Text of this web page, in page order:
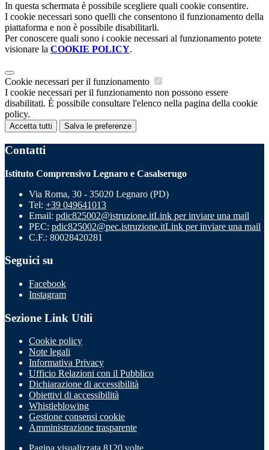
In questa schermata è possibile scegliere quali cookie consentire.
I cookie necessari sono quelli che consentono il funzionamento della
piattaforma e non è possibile disabilitarli.
Per conoscere quali sono i cookie necessari al funzionamento potete
visionare la COOKIE POLICY.
Cookie necessari per il funzionamento
I cookie necessari per il funzionamento non possono essere
disabilitati. È possibile consultare l'elenco nella pagina della cookie
policy.
Accetta tutti Salva le preferenze
Contatti
Istituto Comprensivo Legnaro e Casalserugo
Via Roma, 30 - 35020 Legnaro (PD)
Tel: +39 049641013
Email: pdic825002@istruzione.itLink per inviare una mail
PEC: pdic825002@pec.istruzione.itLink per inviare una mail
C.F.: 80028420281
Seguici su
Facebook
Instagram
Sezione Link Utili
Cookie policy
Note legali
Informativa Privacy
Ufficio Relazioni con il Pubblico
Dichiarazione di accessibilità
Obiettivi di accessibilità
Whistleblowing
Gestione consensi cookie
Amministrazione trasparente